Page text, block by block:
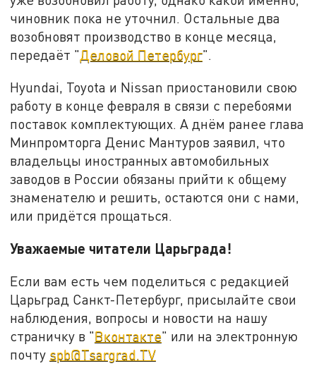
чиновник пока не уточнил. Остальные два
возобновят производство в конце месяца,
передаёт "Деловой Петербург".
Hyundai, Toyota и Nissan приостановили свою
работу в конце февраля в связи с перебоями
поставок комплектующих. А днём ранее глава
Минпромторга Денис Мантуров заявил, что
владельцы иностранных автомобильных
заводов в России обязаны прийти к общему
знаменателю и решить, остаются они с нами,
или придётся прощаться.
Уважаемые читатели Царьграда!
Если вам есть чем поделиться с редакцией
Царьград Санкт-Петербург, присылайте свои
наблюдения, вопросы и новости на нашу
страничку в "Вконтакте" или на электронную
почту spb@Tsargrad.TV